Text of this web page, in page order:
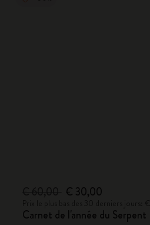
€ 30,00
Carnet de l'année du Serpent